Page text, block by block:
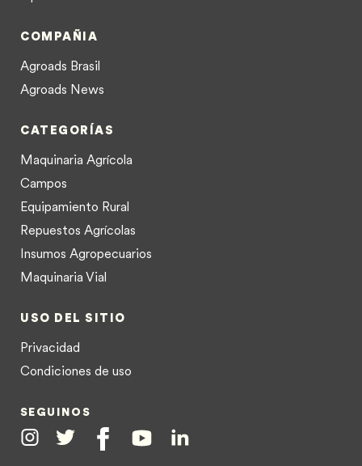
COMPAÑIA
Agroads Brasil
Agroads News
CATEGORÍAS
Maquinaria Agrícola
Campos
Equipamiento Rural
Repuestos Agrícolas
Insumos Agropecuarios
Maquinaria Vial
USO DEL SITIO
Privacidad
Condiciones de uso
SEGUINOS
InstagramTwitter FacebookYoutubeLinkedin